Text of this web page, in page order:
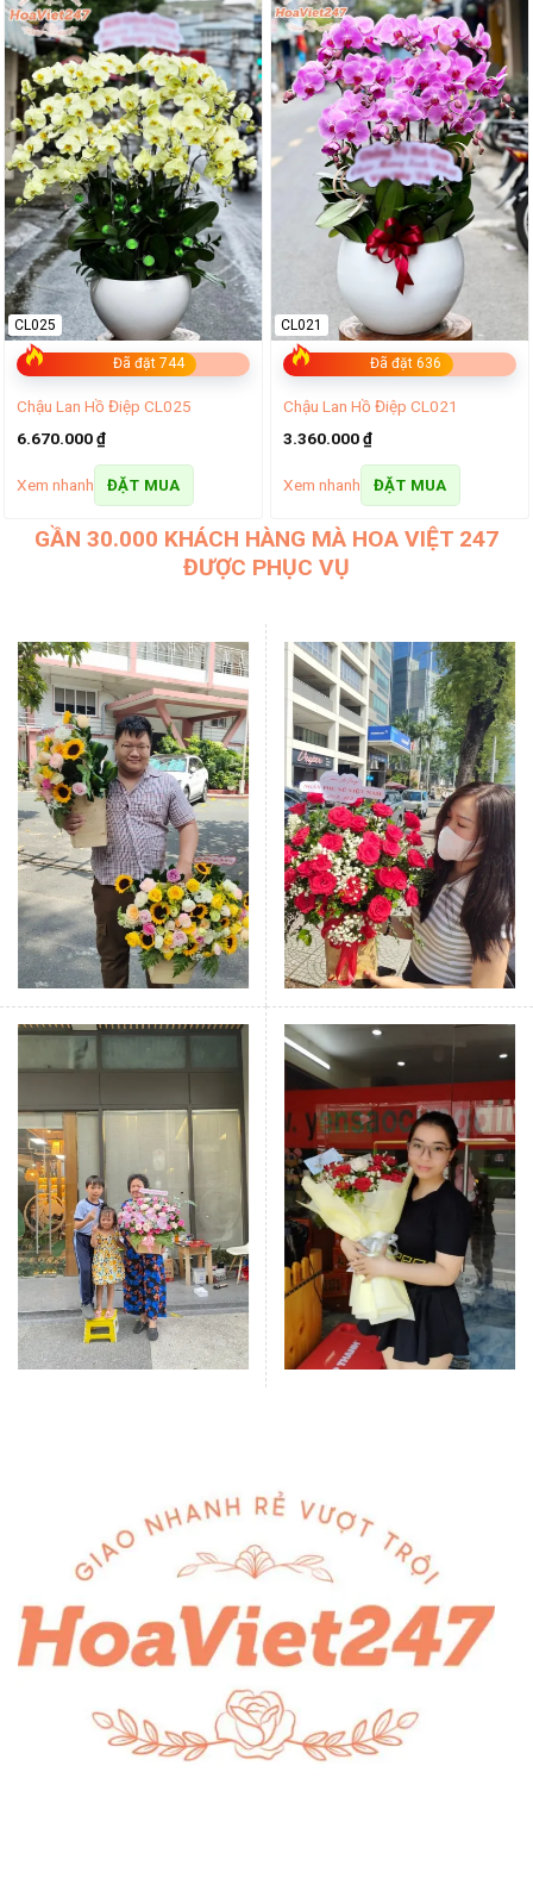
Đã đặt 744
CL025
Chậu Lan Hồ Điệp CL025
6.670.000₫
Xem nhanh ĐẶT MUA
Đã đặt 636
CL021
Chậu Lan Hồ Điệp CL021
3.360.000₫
Xem nhanh ĐẶT MUA
GẦN 30.000 KHÁCH HÀNG MÀ HOA VIỆT 247
ĐƯỢC PHỤC VỤ